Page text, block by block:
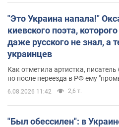
"Это Украина напала!"
киевского поэта,
даже русского не знал, а
украинцев
Как отметила артистка,
но после переезда в РФ ему
6.08.2026 11:42 2,6 т.
"Был обессилен": в